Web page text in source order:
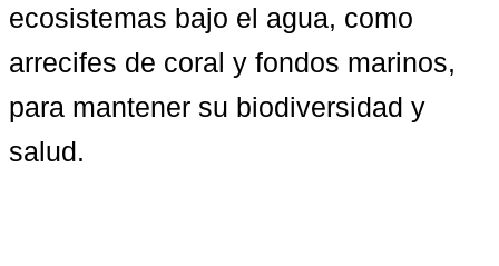
ecosistemas bajo el agua, como
arrecifes de coral y fondos marinos,
para mantener su biodiversidad y
salud.